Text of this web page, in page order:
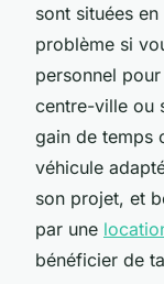
sont situées
problème si
personnel
centre-ville ou
gain de temps
véhicule
son projet, et
par une
bénéficier de